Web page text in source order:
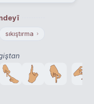
sıkıştırma ›